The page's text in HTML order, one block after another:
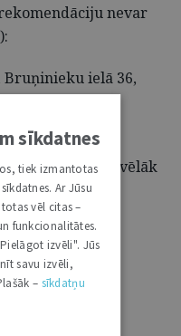
nevar
Bruņinieku ielā 36,
Rīgā,
zīmogs – ne vēlāk
šādiem
sīkdatnes
tiek izmantotas
Ar Jūsu
vēl citas –
funkcionalitātes.
izvēli". Jūs
savu izvēli,
– sīkdatņu